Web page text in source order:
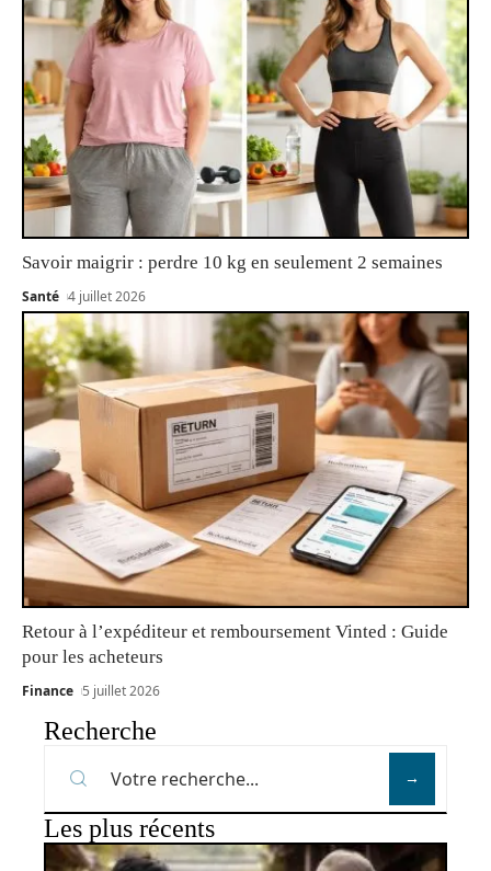
Savoir maigrir : perdre 10 kg en seulement 2 semaines
Santé 4 juillet 2026
Retour à l’expéditeur et remboursement Vinted : Guide
pour les acheteurs
Finance 5 juillet 2026
Recherche
Les plus récents